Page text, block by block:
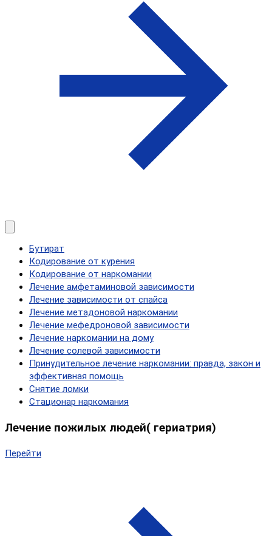
Бутират
Кодирование от курения
Кодирование от наркомании
Лечение амфетаминовой зависимости
Лечение зависимости от спайса
Лечение метадоновой наркомании
Лечение мефедроновой зависимости
Лечение наркомании на дому
Лечение солевой зависимости
Принудительное лечение наркомании: правда, закон и
эффективная помощь
Снятие ломки
Стационар наркомания
Лечение пожилых людей( гериатрия)
Перейти